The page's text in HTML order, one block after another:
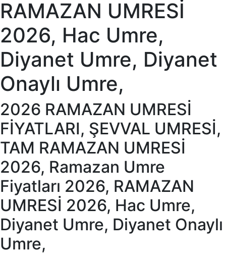
RAMAZAN UMRESİ
2026, Hac Umre,
Diyanet Umre, Diyanet
Onaylı Umre,
2026 RAMAZAN UMRESİ
FİYATLARI, ŞEVVAL UMRESİ,
TAM RAMAZAN UMRESİ
2026, Ramazan Umre
Fiyatları 2026, RAMAZAN
UMRESİ 2026, Hac Umre,
Diyanet Umre, Diyanet Onaylı
Umre,